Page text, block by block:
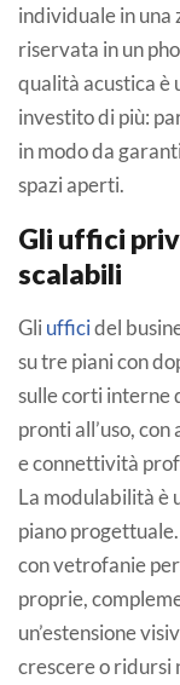
individuale in una
riservata in un
qualità acustica è
investito di più:
in modo da
spazi aperti.
Gli uffici
scalabili
Gli ufficidel
su tre piani con
sulle corti interne
pronti all’uso,
e connettività
La modulabilità è
piano
con vetrofanie
proprie,
un’estensione
crescere o ridursi